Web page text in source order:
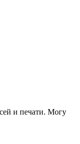
и печати. Могу